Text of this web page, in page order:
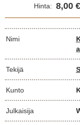
Hinta: 8,00 €
Nimi
Tekijä
Kunto
Julkaisija